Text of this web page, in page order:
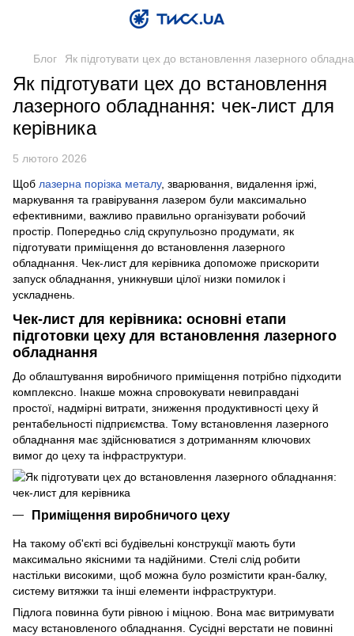
Блог Як підготувати цех до встановлення лазерного
Як підготувати цех до встановлення
лазерного обладнання: чек-лист для
керівника
5 лютого 2026
Щоб лазерна порізка металу, зварювання, видалення іржі,
маркування та гравірування лазером були максимально
ефективними, важливо правильно організувати робочий
простір. Попередньо слід скрупульозно продумати, як
підготувати приміщення до встановлення лазерного
обладнання. Чек-лист для керівника допоможе прискорити
запуск обладнання, уникнувши цілої низки помилок і
ускладнень.
Чек-лист для керівника: основні етапи
підготовки цеху для встановлення лазерного
обладнання
До облаштування виробничого приміщення потрібно підходити
комплексно. Інакше можна спровокувати невиправдані
простої, надмірні витрати, зниження продуктивності цеху й
рентабельності підприємства. Тому встановлення лазерного
обладнання має здійснюватися з дотриманням ключових
вимог до цеху та інфраструктури.
Приміщення виробничого цеху
На такому об'єкті всі будівельні конструкції мають бути
максимально якісними та надійними. Стелі слід робити
настільки високими, щоб можна було розмістити кран-балку,
систему витяжки та інші елементи інфраструктури.
Підлога повинна бути рівною і міцною. Вона має витримувати
масу встановленого обладнання. Сусідні верстати не повинні